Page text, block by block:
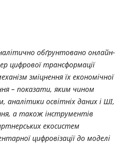
обґрунтовано онлайн-
цифрової трансформації
зміцнення їх економічної
– показати, яким чином
аналітики освітніх даних і ШІ,
а також інструментів
екосистем
цифровізації до моделі